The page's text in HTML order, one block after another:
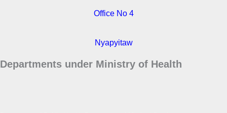
Office No 4
Nyapyitaw
Departments under Ministry of Health